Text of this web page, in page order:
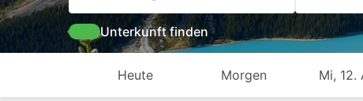
Unterkunft finden
Heute Morgen Mi, 12.